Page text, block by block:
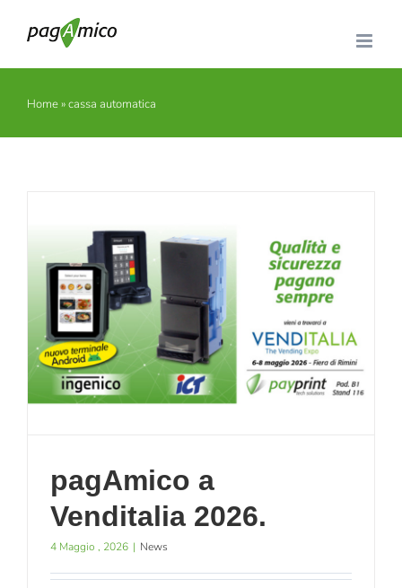
Home»cassa automatica
pagAmico a
Venditalia 2026.
4 Maggio , 2026 | News